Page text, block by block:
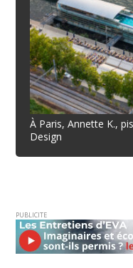
À Paris, Annette K.,
Design
PUBLICITE